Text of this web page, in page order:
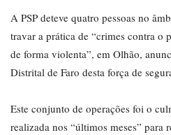
A PSP deteve quatro pessoas no
travar a prática de “crimes contra o
de forma violenta”, em Olhão,
Distrital de Faro desta força de
Este conjunto de operações foi o
realizada nos “últimos meses” para